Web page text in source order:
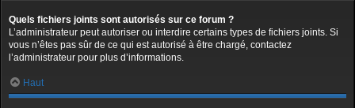
Quels fichiers joints sont autorisés sur ce forum ?
L’administrateur peut autoriser ou interdire certains types de fichiers joints. Si
vous n’êtes pas sûr de ce qui est autorisé à être chargé, contactez
l’administrateur pour plus d’informations.
Haut